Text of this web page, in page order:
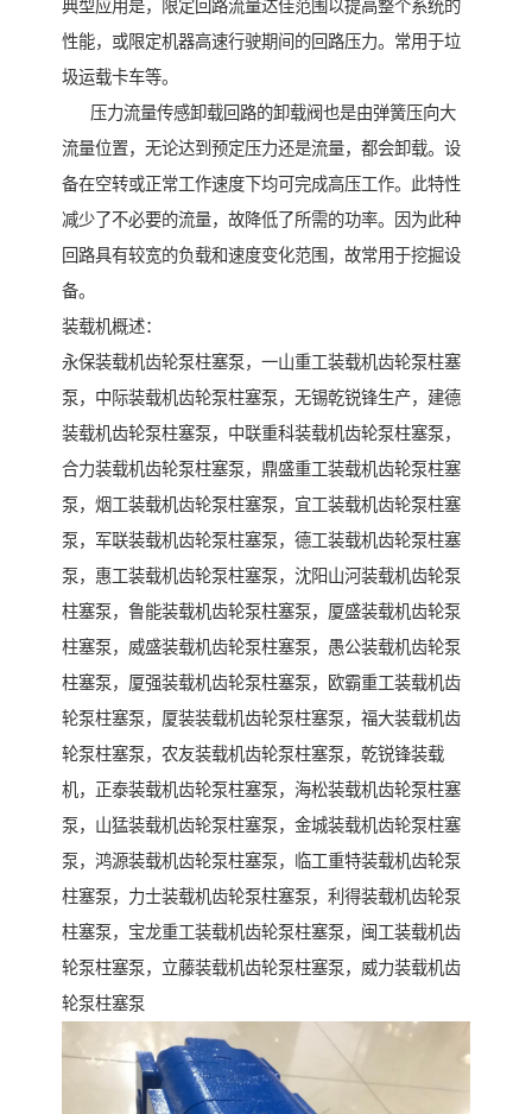
典型应用是，限定回路流量达佳范围以提高整个系统的
性能，或限定机器高速行驶期间的回路压力。常用于垃
圾运载卡车等。
压力流量传感卸载回路的卸载阀也是由弹簧压向大
流量位置，无论达到预定压力还是流量，都会卸载。设
备在空转或正常工作速度下均可完成高压工作。此特性
减少了不必要的流量，故降低了所需的功率。因为此种
回路具有较宽的负载和速度变化范围，故常用于挖掘设
备。
装载机概述：
永保装载机齿轮泵柱塞泵，一山重工装载机齿轮泵柱塞
泵，中际装载机齿轮泵柱塞泵，无锡乾锐锋生产，建德
装载机齿轮泵柱塞泵，中联重科装载机齿轮泵柱塞泵，
合力装载机齿轮泵柱塞泵，鼎盛重工装载机齿轮泵柱塞
泵，烟工装载机齿轮泵柱塞泵，宜工装载机齿轮泵柱塞
泵，军联装载机齿轮泵柱塞泵，德工装载机齿轮泵柱塞
泵，惠工装载机齿轮泵柱塞泵，沈阳山河装载机齿轮泵
柱塞泵，鲁能装载机齿轮泵柱塞泵，厦盛装载机齿轮泵
柱塞泵，威盛装载机齿轮泵柱塞泵，愚公装载机齿轮泵
柱塞泵，厦强装载机齿轮泵柱塞泵，欧霸重工装载机齿
轮泵柱塞泵，厦装装载机齿轮泵柱塞泵，福大装载机齿
轮泵柱塞泵，农友装载机齿轮泵柱塞泵，乾锐锋装载
机，正泰装载机齿轮泵柱塞泵，海松装载机齿轮泵柱塞
泵，山猛装载机齿轮泵柱塞泵，金城装载机齿轮泵柱塞
泵，鸿源装载机齿轮泵柱塞泵，临工重特装载机齿轮泵
柱塞泵，力士装载机齿轮泵柱塞泵，利得装载机齿轮泵
柱塞泵，宝龙重工装载机齿轮泵柱塞泵，闽工装载机齿
轮泵柱塞泵，立藤装载机齿轮泵柱塞泵，威力装载机齿
轮泵柱塞泵